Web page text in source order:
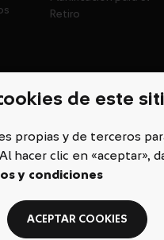
de este
propias y de terceros
hacer clic en «aceptar»,
y condiciones
ACEPTAR COOKIES
Retiro
Investments